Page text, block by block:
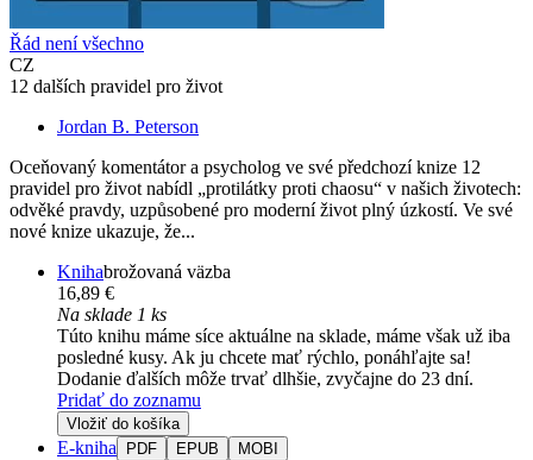
Řád není všechno
CZ
12 dalších pravidel pro život
Jordan B. Peterson
Oceňovaný komentátor a psycholog ve své předchozí knize 12
pravidel pro život nabídl „protilátky proti chaosu“ v našich životech:
odvěké pravdy, uzpůsobené pro moderní život plný úzkostí. Ve své
nové knize ukazuje, že...
Knihabrožovaná väzba
16,89 €
Na sklade 1 ks
Túto knihu máme síce aktuálne na sklade, máme však už iba
posledné kusy. Ak ju chcete mať rýchlo, ponáhľajte sa!
Dodanie ďalších môže trvať dlhšie, zvyčajne do 23 dní.
Pridať do zoznamu
Vložiť do košíka
E-kniha PDF EPUB MOBI